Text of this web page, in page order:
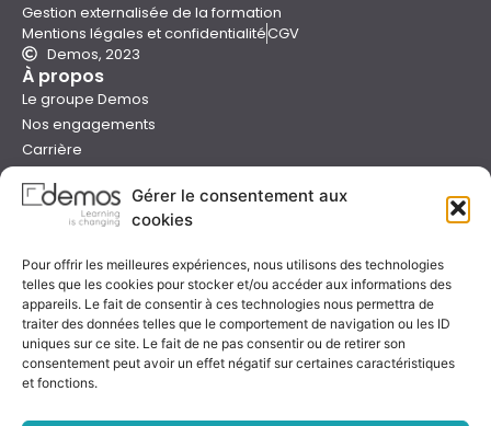
Gérer le consentement aux
cookies
Pour offrir les meilleures expériences, nous utilisons des technologies
telles que les cookies pour stocker et/ou accéder aux informations des
appareils. Le fait de consentir à ces technologies nous permettra de
traiter des données telles que le comportement de navigation ou les ID
uniques sur ce site. Le fait de ne pas consentir ou de retirer son
consentement peut avoir un effet négatif sur certaines caractéristiques
et fonctions.
Gestion externalisée de la formation
Mentions légales et confidentialitéCGV
Demos, 2023
À propos
Le groupe Demos
Nos engagements
Carrière
Presse
Catalogues
Aide
Nous contacter
Nous trouver
Préparer sa formation
Sessions garanties
Qualité & certification